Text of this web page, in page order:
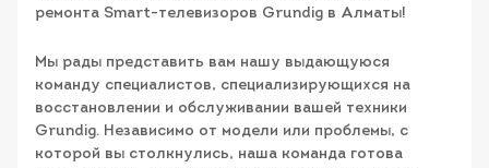
ремонта Smart-телевизоров Grundig в Алматы!
Мы рады представить вам нашу выдающуюся
команду специалистов, специализирующихся на
восстановлении и обслуживании вашей техники
Grundig. Независимо от модели или проблемы, с
которой вы столкнулись, наша команда готова